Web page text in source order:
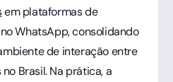
em plataformas de
WhatsApp, consolidando
de interação entre
Brasil. Na prática, a